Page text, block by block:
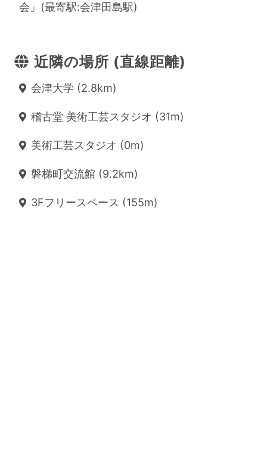
会」(最寄駅:会津田島駅)
近隣の場所 (直線距離)
会津大学 (2.8km)
稽古堂 美術工芸スタジオ (31m)
美術工芸スタジオ (0m)
磐梯町交流館 (9.2km)
3Fフリースペース (155m)